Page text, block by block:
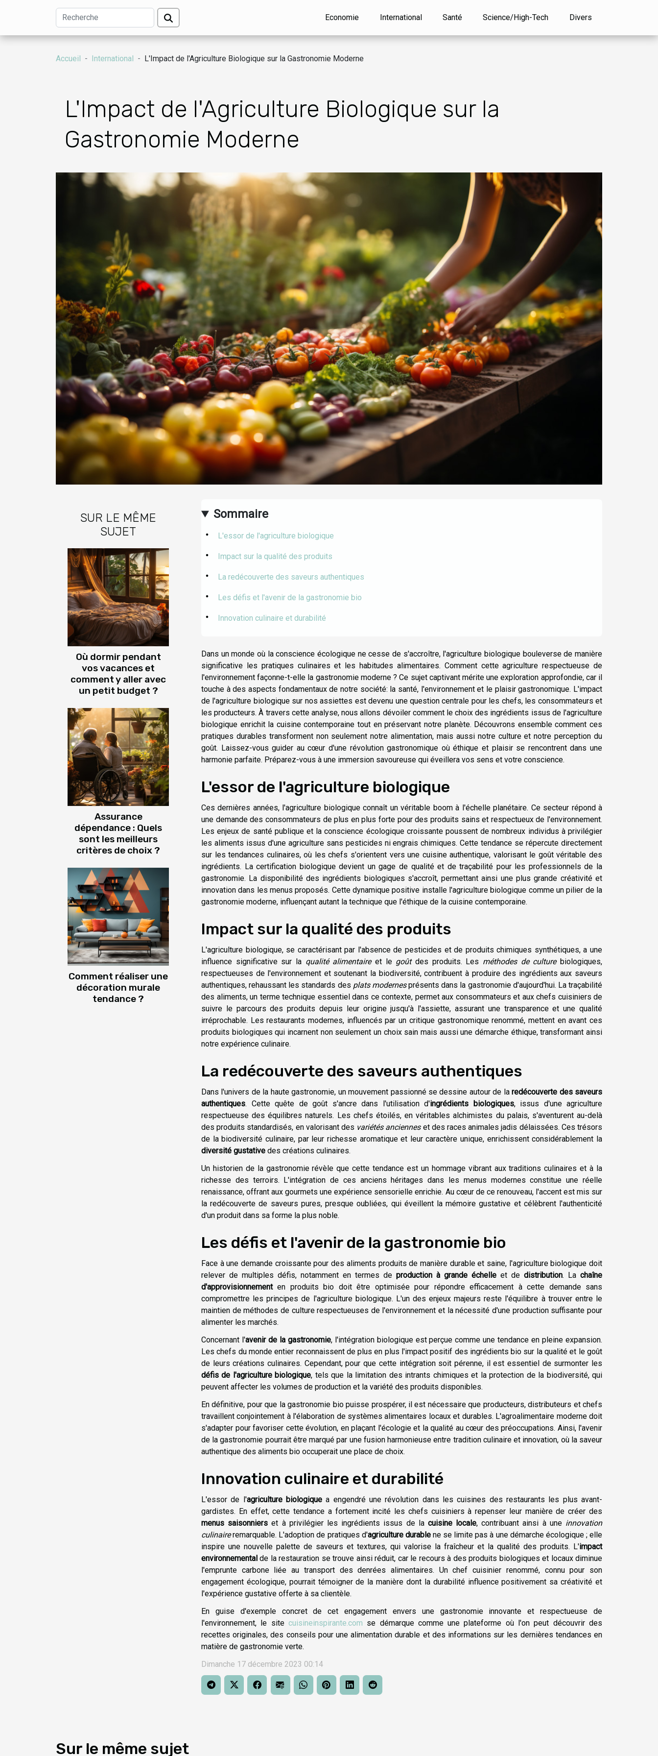
Economie International Santé Science/High-Tech Divers
Accueil International L'Impact de l'Agriculture Biologique sur la Gastronomie Moderne
L'Impact de l'Agriculture Biologique sur la
Gastronomie Moderne
SUR LE MÊME
SUJET
Où dormir pendant
vos vacances et
comment y aller avec
un petit budget ?
Assurance
dépendance : Quels
sont les meilleurs
critères de choix ?
Comment réaliser une
décoration murale
tendance ?
Sommaire
L'essor de l'agriculture biologique
Impact sur la qualité des produits
La redécouverte des saveurs authentiques
Les défis et l'avenir de la gastronomie bio
Innovation culinaire et durabilité
Dans un monde où la conscience écologique ne cesse de s'accroître, l'agriculture biologique bouleverse de manière
significative les pratiques culinaires et les habitudes alimentaires. Comment cette agriculture respectueuse de
l'environnement façonne-t-elle la gastronomie moderne ? Ce sujet captivant mérite une exploration approfondie, car il
touche à des aspects fondamentaux de notre société: la santé, l'environnement et le plaisir gastronomique. L'impact
de l'agriculture biologique sur nos assiettes est devenu une question centrale pour les chefs, les consommateurs et
les producteurs. À travers cette analyse, nous allons dévoiler comment le choix des ingrédients issus de l'agriculture
biologique enrichit la cuisine contemporaine tout en préservant notre planète. Découvrons ensemble comment ces
pratiques durables transforment non seulement notre alimentation, mais aussi notre culture et notre perception du
goût. Laissez-vous guider au cœur d'une révolution gastronomique où éthique et plaisir se rencontrent dans une
harmonie parfaite. Préparez-vous à une immersion savoureuse qui éveillera vos sens et votre conscience.
L'essor de l'agriculture biologique
Ces dernières années, l'agriculture biologique connaît un véritable boom à l'échelle planétaire. Ce secteur répond à
une demande des consommateurs de plus en plus forte pour des produits sains et respectueux de l'environnement.
Les enjeux de santé publique et la conscience écologique croissante poussent de nombreux individus à privilégier
les aliments issus d'une agriculture sans pesticides ni engrais chimiques. Cette tendance se répercute directement
sur les tendances culinaires, où les chefs s'orientent vers une cuisine authentique, valorisant le goût véritable des
ingrédients. La certification biologique devient un gage de qualité et de traçabilité pour les professionnels de la
gastronomie. La disponibilité des ingrédients biologiques s'accroît, permettant ainsi une plus grande créativité et
innovation dans les menus proposés. Cette dynamique positive installe l'agriculture biologique comme un pilier de la
gastronomie moderne, influençant autant la technique que l'éthique de la cuisine contemporaine.
Impact sur la qualité des produits
L'agriculture biologique, se caractérisant par l'absence de pesticides et de produits chimiques synthétiques, a une
influence significative sur la qualité alimentaireet le goûtdes produits. Les méthodes de culturebiologiques,
respectueuses de l'environnement et soutenant la biodiversité, contribuent à produire des ingrédients aux saveurs
authentiques, rehaussant les standards des plats modernesprésents dans la gastronomie d'aujourd'hui. La traçabilité
des aliments, un terme technique essentiel dans ce contexte, permet aux consommateurs et aux chefs cuisiniers de
suivre le parcours des produits depuis leur origine jusqu'à l'assiette, assurant une transparence et une qualité
irréprochable. Les restaurants modernes, influencés par un critique gastronomique renommé, mettent en avant ces
produits biologiques qui incarnent non seulement un choix sain mais aussi une démarche éthique, transformant ainsi
notre expérience culinaire.
La redécouverte des saveurs authentiques
Dans l'univers de la haute gastronomie, un mouvement passionné se dessine autour de laredécouverte des saveurs
authentiques. Cette quête de goût s'ancre dans l'utilisation d'ingrédients biologiques, issus d'une agriculture
respectueuse des équilibres naturels. Les chefs étoilés, en véritables alchimistes du palais, s'aventurent au-delà
des produits standardisés, en valorisant des variétés ancienneset des races animales jadis délaissées. Ces trésors
de la biodiversité culinaire, par leur richesse aromatique et leur caractère unique, enrichissent considérablement la
diversité gustative des créations culinaires.
Un historien de la gastronomie révèle que cette tendance est un hommage vibrant aux traditions culinaires et à la
richesse des terroirs. L'intégration de ces anciens héritages dans les menus modernes constitue une réelle
renaissance, offrant aux gourmets une expérience sensorielle enrichie. Au cœur de ce renouveau, l'accent est mis sur
la redécouverte de saveurs pures, presque oubliées, qui éveillent la mémoire gustative et célèbrent l'authenticité
d'un produit dans sa forme la plus noble.
Les défis et l'avenir de la gastronomie bio
Face à une demande croissante pour des aliments produits de manière durable et saine, l'agriculture biologique doit
relever de multiples défis, notamment en termes de production à grande échelle et de distribution. La chaîne
d'approvisionnementen produits bio doit être optimisée pour répondre efficacement à cette demande sans
compromettre les principes de l'agriculture biologique. L'un des enjeux majeurs reste l'équilibre à trouver entre le
maintien de méthodes de culture respectueuses de l'environnement et la nécessité d'une production suffisante pour
alimenter les marchés.
Concernant l'avenir de la gastronomie, l'intégration biologique est perçue comme une tendance en pleine expansion.
Les chefs du monde entier reconnaissent de plus en plus l'impact positif des ingrédients bio sur la qualité et le goût
de leurs créations culinaires. Cependant, pour que cette intégration soit pérenne, il est essentiel de surmonter les
défis de l'agriculture biologique, tels que la limitation des intrants chimiques et la protection de la biodiversité, qui
peuvent affecter les volumes de production et la variété des produits disponibles.
En définitive, pour que la gastronomie bio puisse prospérer, il est nécessaire que producteurs, distributeurs et chefs
travaillent conjointement à l'élaboration de systèmes alimentaires locaux et durables. L'agroalimentaire moderne doit
s'adapter pour favoriser cette évolution, en plaçant l'écologie et la qualité au cœur des préoccupations. Ainsi, l'avenir
de la gastronomie pourrait être marqué par une fusion harmonieuse entre tradition culinaire et innovation, où la saveur
authentique des aliments bio occuperait une place de choix.
Innovation culinaire et durabilité
L'essor de l'agriculture biologique a engendré une révolution dans les cuisines des restaurants les plus avant-
gardistes. En effet, cette tendance a fortement incité les chefs cuisiniers à repenser leur manière de créer des
menus saisonniers et à privilégier les ingrédients issus de la cuisine locale, contribuant ainsi à une innovation
culinaireremarquable. L'adoption de pratiques d'agriculture durablene se limite pas à une démarche écologique ; elle
inspire une nouvelle palette de saveurs et textures, qui valorise la fraîcheur et la qualité des produits. L'impact
environnemental de la restauration se trouve ainsi réduit, car le recours à des produits biologiques et locaux diminue
l'emprunte carbone liée au transport des denrées alimentaires. Un chef cuisinier renommé, connu pour son
engagement écologique, pourrait témoigner de la manière dont la durabilité influence positivement sa créativité et
l'expérience gustative offerte à sa clientèle.
En guise d'exemple concret de cet engagement envers une gastronomie innovante et respectueuse de
l'environnement, le site cuisineinspirante.com se démarque comme une plateforme où l'on peut découvrir des
recettes originales, des conseils pour une alimentation durable et des informations sur les dernières tendances en
matière de gastronomie verte.
Dimanche 17 décembre 2023 00:14
Sur le même sujet